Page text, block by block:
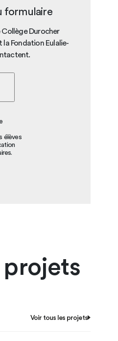
formulaire
Collège Durocher
Fondation Eulalie-
élèves
Voir tous les projets